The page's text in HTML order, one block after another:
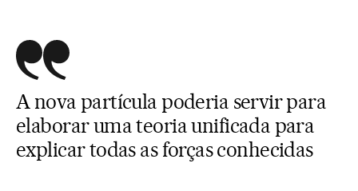
A nova partícula poderia servir para
elaborar uma teoria unificada para
explicar todas as forças conhecidas